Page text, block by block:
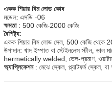
একক শিয়ার বিম লোড কোষ
মডেল: এসডি -06
ক্ষমতা: 500 কেজি-2000 কেজি
বৈশিষ্ট্য:
একক শিয়ার বিম লোড সেল, 500 কেজি থেকে
উপাদান: খাদ ইস্পাত বা স্টেইনলেস স্টীল, ভাল
hermetically welded, তেল-প্রমাণ,
অ্যাপ্লিকেশন: মেঝে স্কেল, প্ল্যাটফর্ম স্কেল,